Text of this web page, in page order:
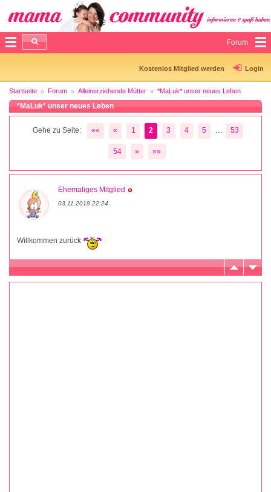
Forum
Kostenlos Mitglied werden Login
Startseite Forum Alleinerziehende Mütter *MaLuk* unser neues Leben
*MaLuk* unser neues Leben
Gehe zu Seite: «« « 1 2 3 4 5 53
54 » »»
Ehemaliges Mitglied
03.11.2018 22:24
Willkommen zurück